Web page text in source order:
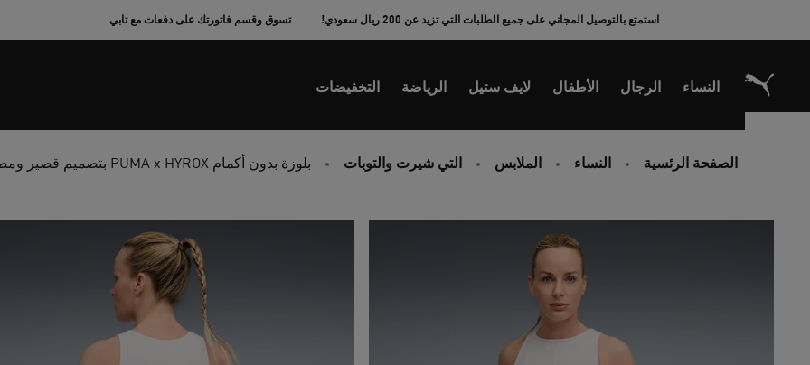
استمتع بالتوصيل المجاني على جميع الطلبات التي تزيد عن 200 ريال سعودي! تسوق وقسم فاتورتك على دفعات مع تابي
النساء الرجال الأطفال لايف ستيل الرياضة التخفيضات
الصفحة الرئسية النساء الملابس التي شيرت والتوبات بلوزة بدون أكمام PUMA x HYROX بتصميم قصير ومضلع للنساء